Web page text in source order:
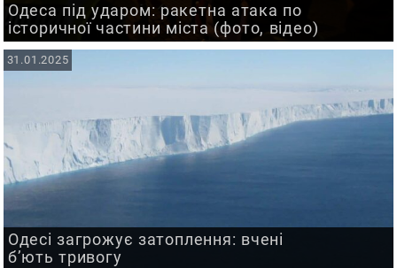
Одеса під ударом: ракетна атака по
історичної частини міста (фото, відео)
Одесі загрожує затоплення: вчені
б’ють тривогу
31.01.2025